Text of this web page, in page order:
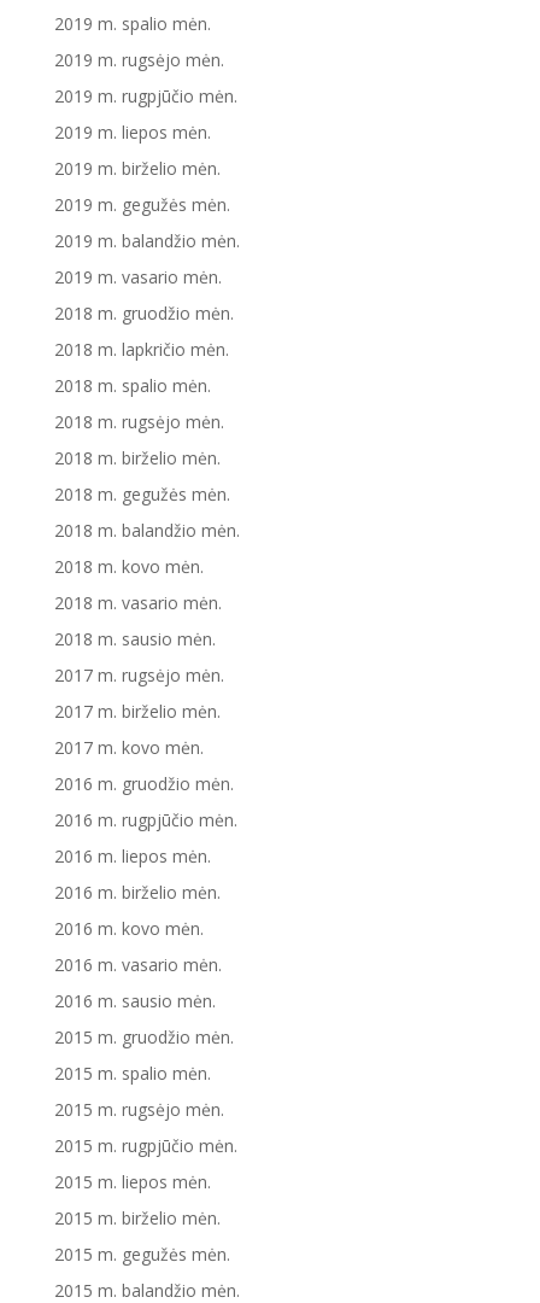
2019 m. spalio mėn.
2019 m. rugsėjo mėn.
2019 m. rugpjūčio mėn.
2019 m. liepos mėn.
2019 m. birželio mėn.
2019 m. gegužės mėn.
2019 m. balandžio mėn.
2019 m. vasario mėn.
2018 m. gruodžio mėn.
2018 m. lapkričio mėn.
2018 m. spalio mėn.
2018 m. rugsėjo mėn.
2018 m. birželio mėn.
2018 m. gegužės mėn.
2018 m. balandžio mėn.
2018 m. kovo mėn.
2018 m. vasario mėn.
2018 m. sausio mėn.
2017 m. rugsėjo mėn.
2017 m. birželio mėn.
2017 m. kovo mėn.
2016 m. gruodžio mėn.
2016 m. rugpjūčio mėn.
2016 m. liepos mėn.
2016 m. birželio mėn.
2016 m. kovo mėn.
2016 m. vasario mėn.
2016 m. sausio mėn.
2015 m. gruodžio mėn.
2015 m. spalio mėn.
2015 m. rugsėjo mėn.
2015 m. rugpjūčio mėn.
2015 m. liepos mėn.
2015 m. birželio mėn.
2015 m. gegužės mėn.
2015 m. balandžio mėn.